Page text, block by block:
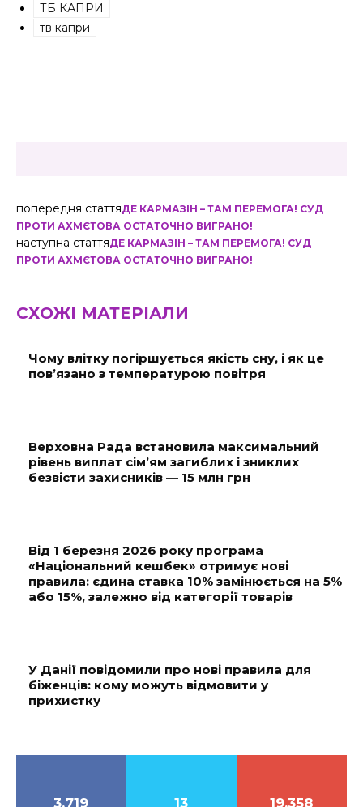
ТБ КАПРИ
тв капри
попередня статтяДЕ КАРМАЗІН – ТАМ ПЕРЕМОГА! СУД
ПРОТИ АХМЄТОВА ОСТАТОЧНО ВИГРАНО!
наступна статтяДЕ КАРМАЗІН – ТАМ ПЕРЕМОГА! СУД
ПРОТИ АХМЄТОВА ОСТАТОЧНО ВИГРАНО!
СХОЖІ МАТЕРІАЛИ
Чому влітку погіршується якість сну, і як це
пов’язано з температурою повітря
Верховна Рада встановила максимальний
рівень виплат сім’ям загиблих і зниклих
безвісти захисників — 15 млн грн
Від 1 березня 2026 року програма
«Національний кешбек» отримує нові
правила: єдина ставка 10% замінюється на 5%
або 15%, залежно від категорії товарів
У Данії повідомили про нові правила для
біженців: кому можуть відмовити у
прихистку
3,719 13 19,358